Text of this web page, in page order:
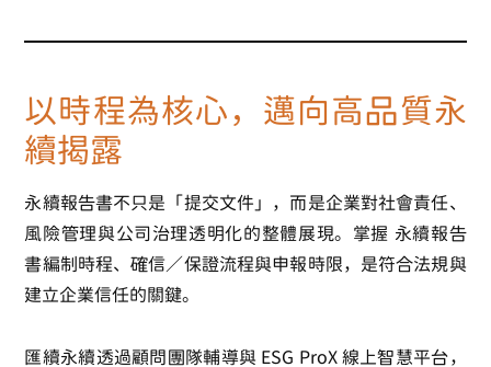
以時程為核心，邁向高品質永
續揭露
永續報告書不只是「提交文件」，而是企業對社會責任、
風險管理與公司治理透明化的整體展現。掌握 永續報告
書編制時程、確信／保證流程與申報時限，是符合法規與
建立企業信任的關鍵。
匯續永續透過顧問團隊輔導與 ESG ProX 線上智慧平台，